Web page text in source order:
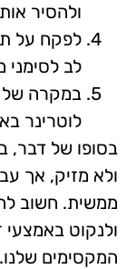
ולהסיר
לפקח על
לב לסימני
במקרה של
לוטרינר
בסופו של דבר,
ולא מזיק, אך
ממשית. חשוב
ולנקוט באמצעי
המקסימים